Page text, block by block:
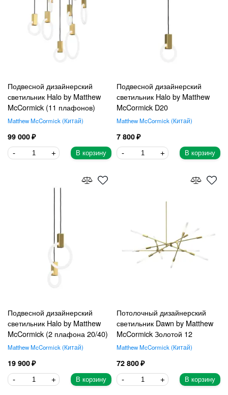
Подвесной дизайнерский
светильник Halo by Matthew
McCormick (11 плафонов)
Matthew McCormick Китай
99 000
В корзину
Подвесной дизайнерский
светильник Halo by Matthew
McCormick D20
Matthew McCormick Китай
7 800
В корзину
Подвесной дизайнерский
светильник Halo by Matthew
McCormick (2 плафона 20/40)
Matthew McCormick Китай
19 900
В корзину
Потолочный дизайнерский
светильник Dawn by Matthew
McCormick Золотой 12
Matthew McCormick Китай
72 800
В корзину